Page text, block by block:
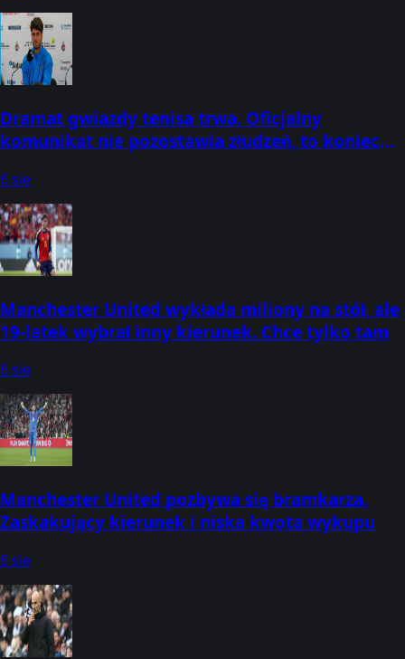
Dramat gwiazdy tenisa trwa. Oficjalny
komunikat nie pozostawia złudzeń, to koniec
6 sie
Manchester United wykłada miliony na stół, ale
19-latek wybrał inny kierunek. Chce tylko tam
6 sie
Manchester United pozbywa się bramkarza.
Zaskakujący kierunek i niska kwota wykupu
6 sie